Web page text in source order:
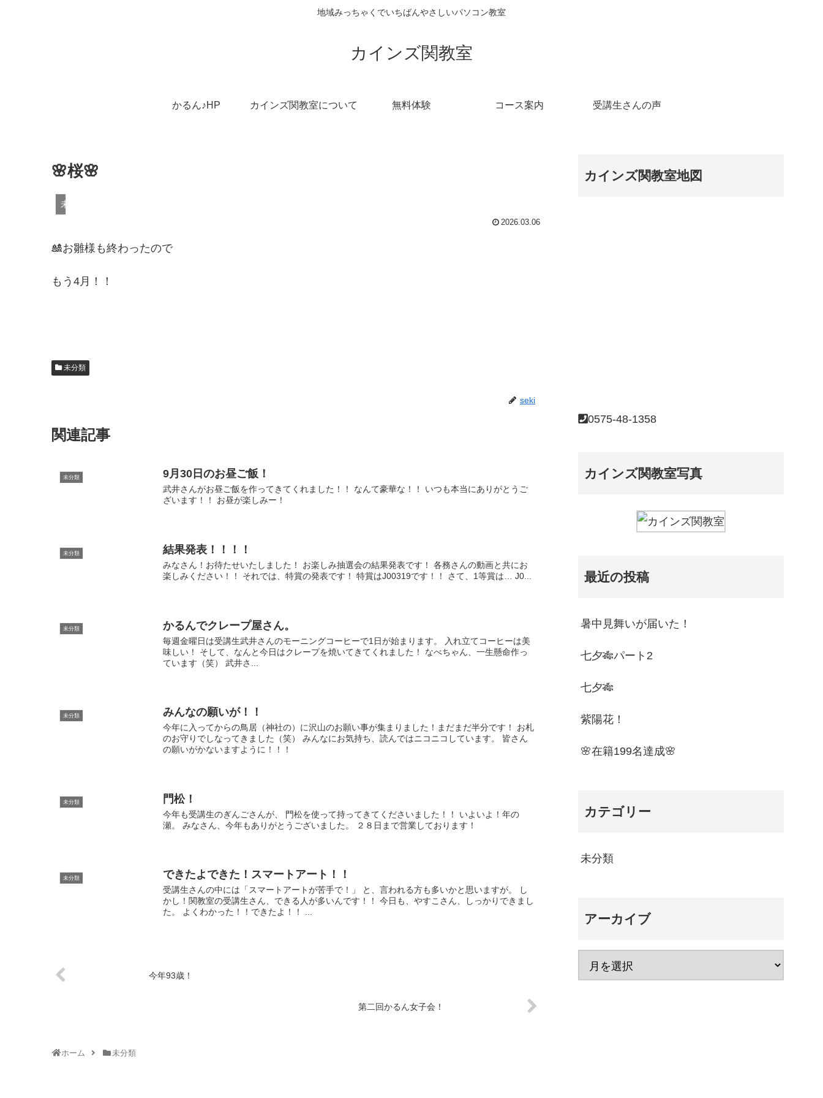
地域みっちゃくでいちばんやさしいパソコン教室
カインズ関教室
かるん♪HP カインズ関教室について 無料体験 コース案内 受講生さんの声
🌸桜🌸
未分類
2026.03.06
🎎お雛様も終わったので
もう4月！！
未分類
seki
関連記事
未分類 9月30日のお昼ご飯！
武井さんがお昼ご飯を作ってきてくれました！！ なんて豪華な！！ いつも本当にありがとうご
ざいます！！ お昼が楽しみー！
未分類 結果発表！！！！
みなさん！お待たせいたしました！ お楽しみ抽選会の結果発表です！ 各務さんの動画と共にお
楽しみください！！ それでは、特賞の発表です！ 特賞はJ00319です！！ さて、1等賞は… J0...
未分類 かるんでクレープ屋さん。
毎週金曜日は受講生武井さんのモーニングコーヒーで1日が始まります。 入れ立てコーヒーは美
味しい！ そして、なんと今日はクレープを焼いてきてくれました！ なべちゃん、一生懸命作っ
ています（笑） 武井さ...
未分類 みんなの願いが！！
今年に入ってからの鳥居（神社の）に沢山のお願い事が集まりました！まだまだ半分です！ お札
のお守りでしなってきました（笑） みんなにお気持ち、読んではニコニコしています。 皆さん
の願いがかないますように！！！
未分類 門松！
今年も受講生のぎんごさんが、 門松を使って持ってきてくださいました！！ いよいよ！年の
瀬。 みなさん、今年もありがとうございました。 ２８日まで営業しております！
未分類 できたよできた！スマートアート！！
受講生さんの中には「スマートアートが苦手で！」 と、言われる方も多いかと思いますが。 し
かし！関教室の受講生さん、できる人が多いんです！！ 今日も、やすこさん、しっかりできまし
た。 よくわかった！！できたよ！！ ...
今年93歳！
第二回かるん女子会！
ホーム 未分類
カインズ関教室地図
0575-48-1358
カインズ関教室写真
最近の投稿
暑中見舞いが届いた！
七夕🎋パート2
七夕🎋
紫陽花！
🌸在籍199名達成🌸
カテゴリー
未分類
アーカイブ